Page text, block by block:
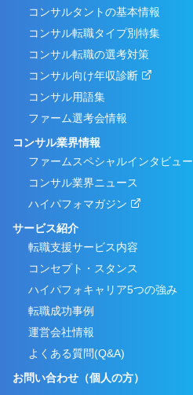
コンサルタントの基本情報
コンサル転職タイプ別特集
コンサル転職の選考対策
コンサル向け年収診断
コンサル用語集
ファーム選考会情報
コンサル業界情報
ファームスペシャルインタビュー
コンサル業界ニュース
ハイパフォマガジン
サービス紹介
転職支援サービス内容
コンセプト・スタンス
ハイパフォキャリア5つの強み
転職成功事例
運営会社情報
よくある質問(Q&A)
お問い合わせ（個人の方）